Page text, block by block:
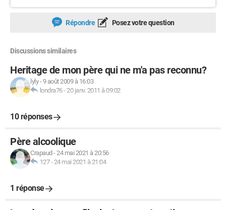
Répondre Posez votre question
Discussions similaires
Heritage de mon père qui ne m'a pas reconnu?
lyly-9 août 2009 à 16:03
londra76-20 janv. 2011 à 09:02
10 réponses
Père alcoolique
Crapaud -24 mai 2021 à 20:56
127-24 mai 2021 à 21:04
1 réponse